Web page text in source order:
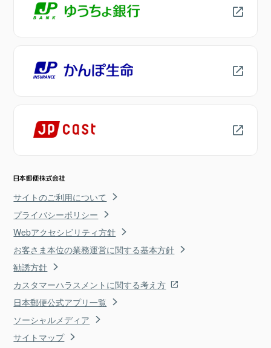
サイトのご利用について
プライバシーポリシー
Webアクセシビリティ方針
お客さま本位の業務運営に関する基本方針
勧誘方針
カスタマーハラスメントに関する考え方
日本郵便公式アプリ一覧
ソーシャルメディア
サイトマップ